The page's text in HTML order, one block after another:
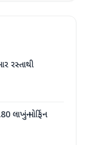
રસ્તાથી
મોર્ફિન